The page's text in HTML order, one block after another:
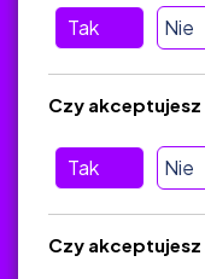
Baza materiałów
Jak zostać
FAQ
Tak Nie
Tak Nie
Czy
Czy